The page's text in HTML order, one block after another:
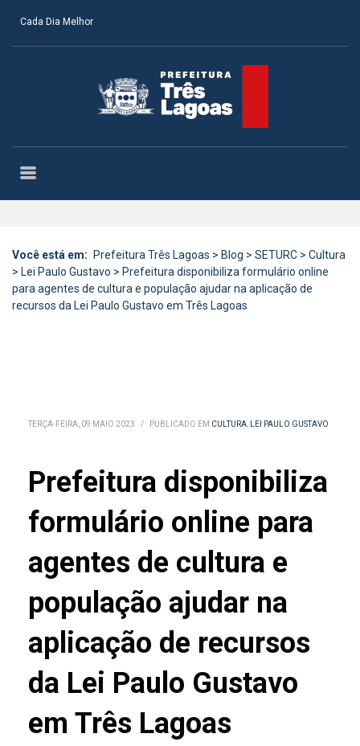
Cada Dia Melhor
Você está em: Prefeitura Três Lagoas > Blog > SETURC > Cultura
> Lei Paulo Gustavo > Prefeitura disponibiliza formulário online
para agentes de cultura e população ajudar na aplicação de
recursos da Lei Paulo Gustavo em Três Lagoas
TERÇA-FEIRA, 09 MAIO 2023 / PUBLICADO EM CULTURA, LEI PAULO GUSTAVO
Prefeitura disponibiliza
formulário online para
agentes de cultura e
população ajudar na
aplicação de recursos
da Lei Paulo Gustavo
em Três Lagoas